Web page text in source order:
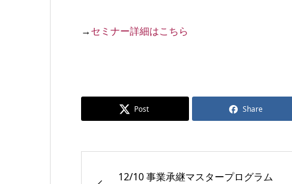
→セミナー詳細はこちら
Post Share
12/10 事業承継マスタープログラム